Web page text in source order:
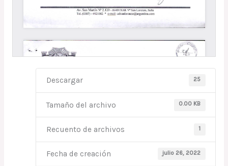
Descargar 25
Tamaño del archivo 0.00 KB
Recuento de archivos 1
Fecha de creación julio 26, 2022